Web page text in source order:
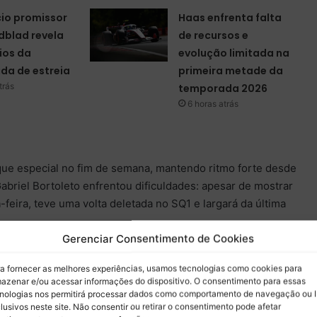
Gerenciar Consentimento de Cookies
fornecer as melhores experiências, usamos tecnologias como cookies para
e/ou acessar informações do dispositivo. O consentimento para essas
nos permitirá processar dados como comportamento de navegação ou
neste site. Não consentir ou retirar o consentimento pode afetar
promissor
revela
da
de estreia
Haas enfrenta falta
de recursos e
evolução limitada na
primeira metade da
temporada 2026
6 horas atrás
especial no fim de semana, mantendo ritmo forte desde
Bortoleto enfrentou dificuldades: apesar de mostrar
teve uma volta deletada no SQ1 e largará da última
a Aston Martin ao sexto lugar em sua única tentativa
o sétimo posto com a Williams, enquanto Lewis Hamilton
uma sexta-feira complicada para o lado da Ferrari.
Charles Leclerc completou o top-10.